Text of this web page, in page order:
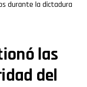
durante la dictadura
las
del